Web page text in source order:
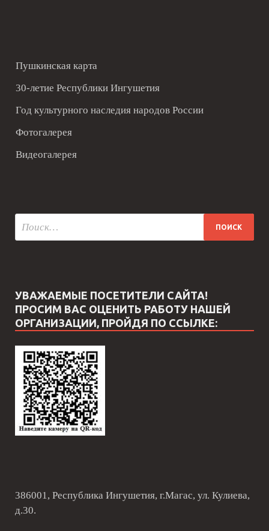
Пушкинская карта
30-летие Республики Ингушетия
Год культурного наследия народов России
Фотогалерея
Видеогалерея
УВАЖАЕМЫЕ ПОСЕТИТЕЛИ САЙТА!
ПРОСИМ ВАС ОЦЕНИТЬ РАБОТУ НАШЕЙ
ОРГАНИЗАЦИИ, ПРОЙДЯ ПО ССЫЛКЕ:
386001, Республика Ингушетия, г.Магас, ул. Кулиева,
д.30.